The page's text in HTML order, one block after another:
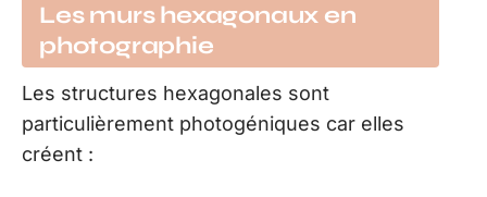
Les murs hexagonaux en
photographie
Les structures hexagonales sont
particulièrement photogéniques car elles
créent :